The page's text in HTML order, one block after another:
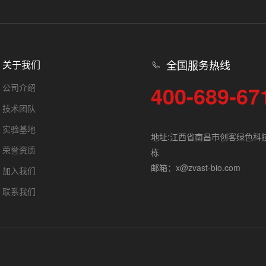
关于我们
公司介绍
技术团队
实验基地
荣誉资质
加入我们
联系我们
全国服务热线
400-689-
地址:江西省南昌市创客绿色科
栋
邮箱：x@zvast-bio.com